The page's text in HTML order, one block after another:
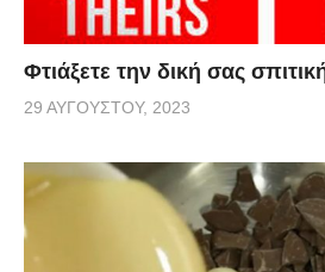
Φτιάξετε την δική σας
29 ΑΥΓΟΎΣΤΟΥ, 2023